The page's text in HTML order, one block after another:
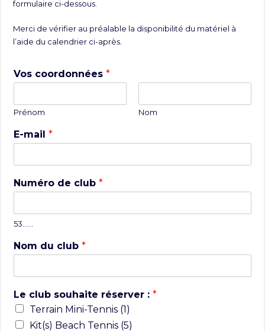
formulaire ci-dessous.
Merci de vérifier au préalable la disponibilité du matériel à
l’aide du calendrier ci-après.
Vos coordonnées*
Prénom Nom
E-mail*
Numéro de club*
53……
Nom du club*
Le club souhaite réserver :*
Terrain Mini-Tennis (1)
Kit(s) Beach Tennis (5)